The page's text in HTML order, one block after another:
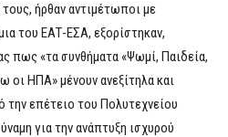
ήρθαν αντιμέτωποι με
του ΕΑΤ-ΕΣΑ, εξορίστηκαν,
πως «τα συνθήματα «Ψωμί, Παιδεία,
οι ΗΠΑ» μένουν ανεξίτηλα και
την επέτειο του Πολυτεχνείου
για την ανάπτυξη ισχυρού